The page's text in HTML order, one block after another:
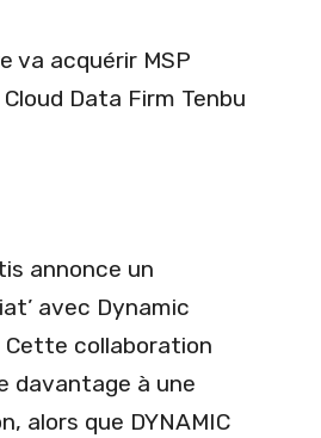
va acquérir MSP
Data Firm Tenbu
annonce un
avec Dynamic
Cette collaboration
davantage à une
alors que DYNAMIC